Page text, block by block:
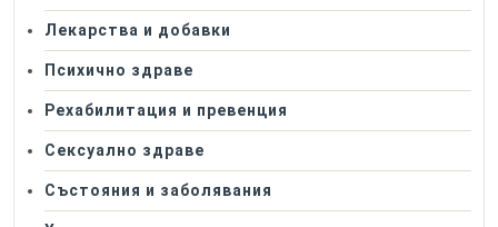
Лекарства и добавки
Психично здраве
Рехабилитация и превенция
Сексуално здраве
Състояния и заболявания